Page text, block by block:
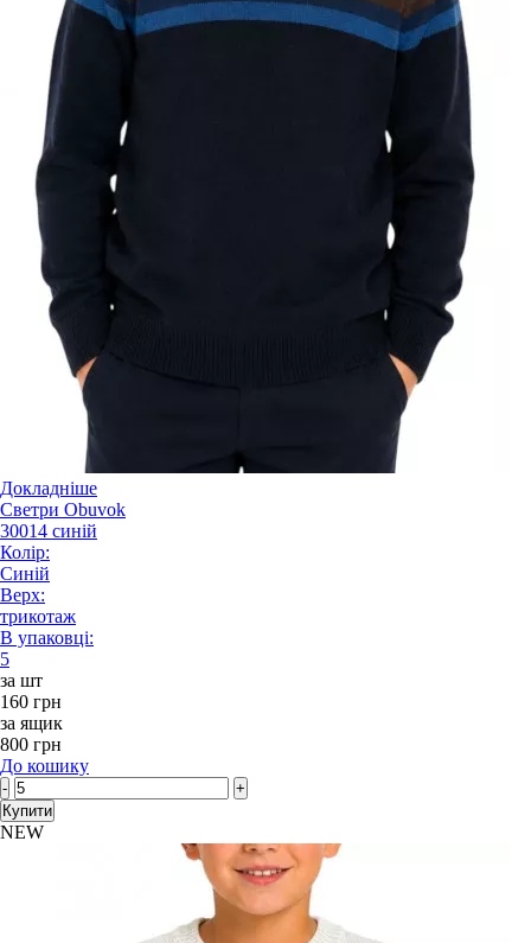
Докладніше
Светри Obuvok
30014 синій
Колір:
Синій
Верх:
трикотаж
В упаковці:
5
за шт
160 грн
за ящик
800 грн
До кошику
-
+
Купити
NEW